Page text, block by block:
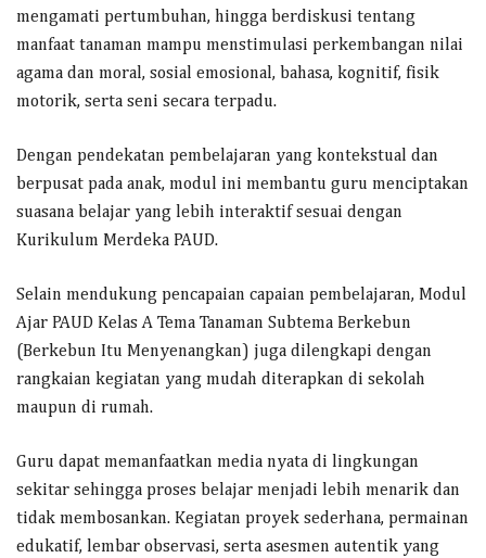
mengamati pertumbuhan, hingga berdiskusi tentang
manfaat tanaman mampu menstimulasi perkembangan nilai
agama dan moral, sosial emosional, bahasa, kognitif, fisik
motorik, serta seni secara terpadu.
Dengan pendekatan pembelajaran yang kontekstual dan
berpusat pada anak, modul ini membantu guru menciptakan
suasana belajar yang lebih interaktif sesuai dengan
Kurikulum Merdeka PAUD.
Selain mendukung pencapaian capaian pembelajaran, Modul
Ajar PAUD Kelas A Tema Tanaman Subtema Berkebun
(Berkebun Itu Menyenangkan) juga dilengkapi dengan
rangkaian kegiatan yang mudah diterapkan di sekolah
maupun di rumah.
Guru dapat memanfaatkan media nyata di lingkungan
sekitar sehingga proses belajar menjadi lebih menarik dan
tidak membosankan. Kegiatan proyek sederhana, permainan
edukatif, lembar observasi, serta asesmen autentik yang